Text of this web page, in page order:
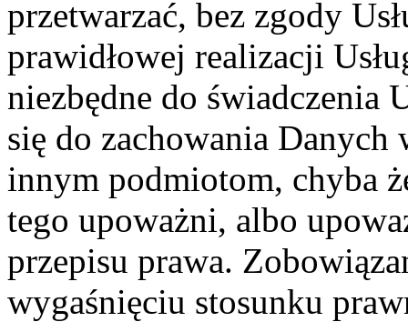
przetwarzać, bez zgody
prawidłowej realizacji
niezbędne do świadczenia
się do zachowania
innym podmiotom, chyba
tego upoważni, albo
przepisu prawa.
wygaśnięciu stosunku